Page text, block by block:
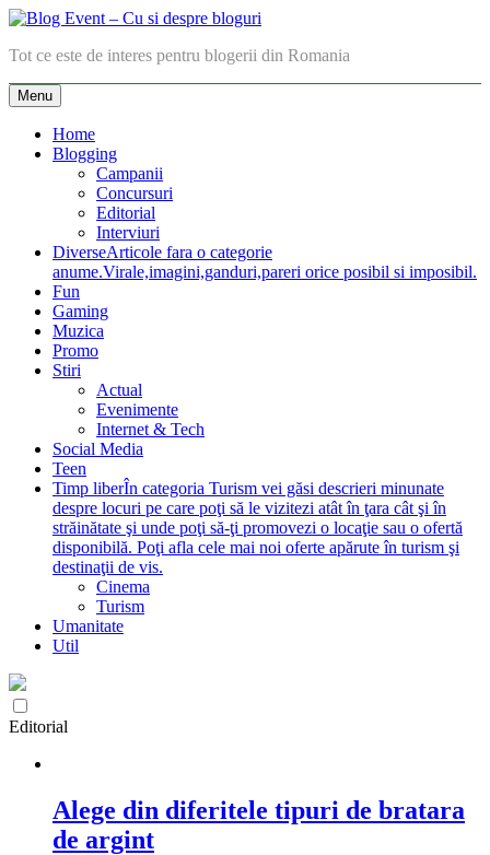
Skip
content
Blog Event – Cu si despre bloguri
Tot ce este de interes pentru blogerii din Romania
Menu
Home
Blogging
Campanii
Concursuri
Editorial
Interviuri
DiverseArticole fara o categorie
anume.Virale,imagini,ganduri,pareri orice posibil si imposibil.
Fun
Gaming
Muzica
Promo
Stiri
Actual
Evenimente
Internet & Tech
Social Media
Teen
Timp liberÎn categoria Turism vei găsi descrieri minunate
despre locuri pe care poţi să le vizitezi atât în ţara cât şi în
străinătate şi unde poţi să-ţi promovezi o locaţie sau o ofertă
disponibilă. Poţi afla cele mai noi oferte apărute în turism şi
destinaţii de vis.
Cinema
Turism
Umanitate
Util
Editorial
Alege din diferitele tipuri de bratara
de argint